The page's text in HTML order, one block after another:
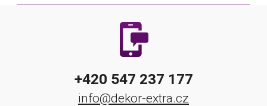
+420 547 237 177
info@dekor-extra.cz